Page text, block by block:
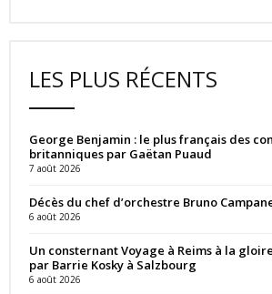
LES PLUS RÉCENTS
George Benjamin : le plus français des
britanniques par Gaëtan Puaud
7 août 2026
Décès du chef d’orchestre Bruno
6 août 2026
Un consternant Voyage à Reims à la
par Barrie Kosky à Salzbourg
6 août 2026